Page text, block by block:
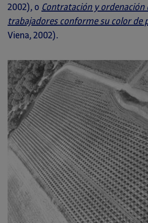
2002), o Contratación y ordenación
trabajadores conforme su color de
Viena, 2002).